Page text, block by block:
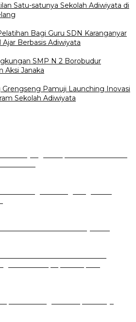
Satu-satunya Sekolah Adiwiyata di
Bagi Guru SDN Karanganyar
Berbasis Adiwiyata
SMP N 2 Borobudur
Aksi Janaka
Pamuji Launching Inovasi
Sekolah Adiwiyata